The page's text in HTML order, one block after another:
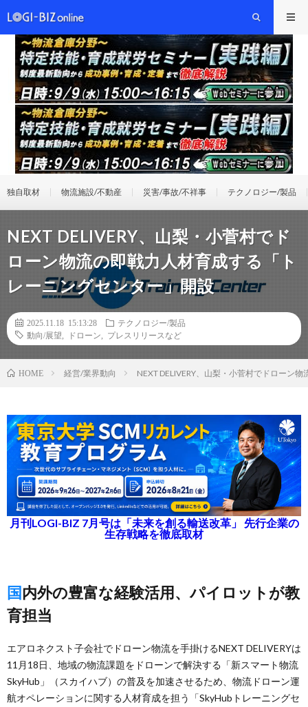
独自取材 物流施設/不動産 災害/事故/不祥事 テクノロジー/製品
NEXT DELIVERY、山梨・小菅村でド
ローン物流の即戦力人材育成する「ト
レーニングセンター」開設
2025.11.18 15:13:28
テクノロジー/製品
動向/展望
ドローン プレスリリースなど
HOME 経営/業界動向 NEXT DELIVERY、山梨・小菅村でドローン
月刊LOGI-BIZ 7月号は「未来を創る輸送改革」 先行企業の
生存戦略を徹底取材
国内外の豊富な経験活用、パイロットが教
育担当
エアロネクスト子会社でドローン物流を手掛けるNEXT DELIVERYは
11月18日、地域の物流課題をドローンで解決する「新スマート物流
SkyHub」（スカイハブ）の普及を加速させるため、物流ドローン運
航オペレーションに関する人材育成を担う「SkyHubトレーニングセ